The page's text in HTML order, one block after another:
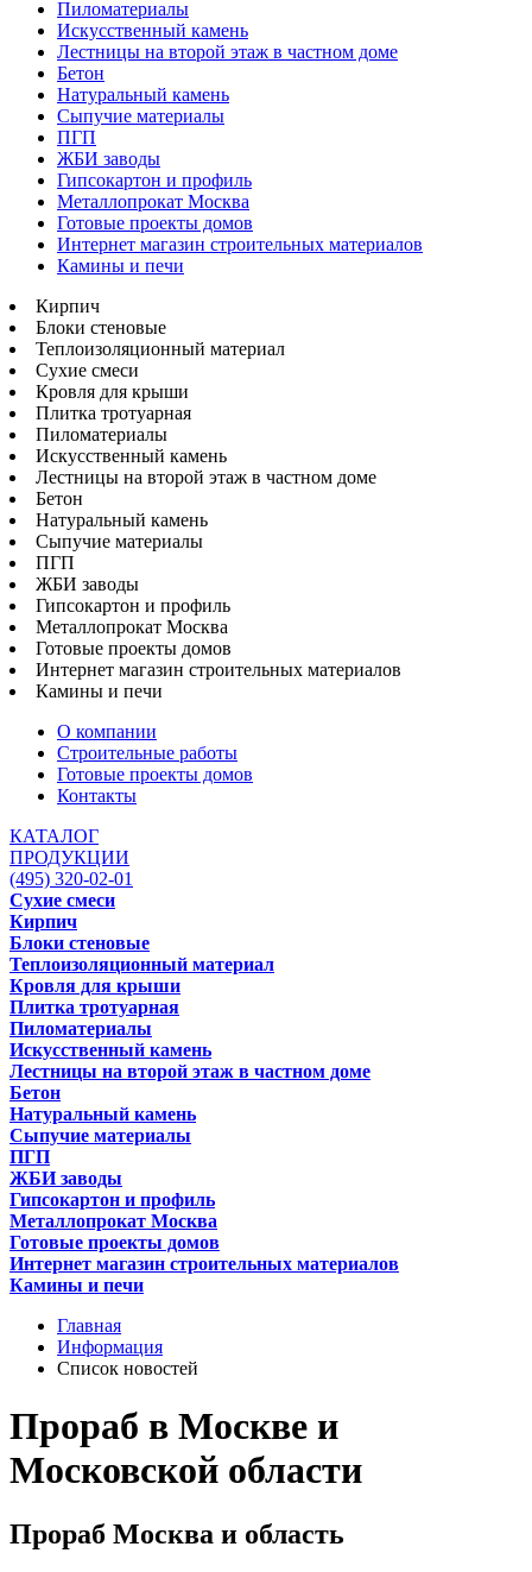
Пиломатериалы
Искусственный камень
Лестницы на второй этаж в частном доме
Бетон
Натуральный камень
Сыпучие материалы
ПГП
ЖБИ заводы
Гипсокартон и профиль
Металлопрокат Москва
Готовые проекты домов
Интернет магазин строительных материалов
Камины и печи
Кирпич
Блоки стеновые
Теплоизоляционный материал
Сухие смеси
Кровля для крыши
Плитка тротуарная
Пиломатериалы
Искусственный камень
Лестницы на второй этаж в частном доме
Бетон
Натуральный камень
Сыпучие материалы
ПГП
ЖБИ заводы
Гипсокартон и профиль
Металлопрокат Москва
Готовые проекты домов
Интернет магазин строительных материалов
Камины и печи
О компании
Строительные работы
Готовые проекты домов
Контакты
КАТАЛОГ
ПРОДУКЦИИ
(495) 320-02-01
Сухие смеси
Кирпич
Блоки стеновые
Теплоизоляционный материал
Кровля для крыши
Плитка тротуарная
Пиломатериалы
Искусственный камень
Лестницы на второй этаж в частном доме
Бетон
Натуральный камень
Сыпучие материалы
ПГП
ЖБИ заводы
Гипсокартон и профиль
Металлопрокат Москва
Готовые проекты домов
Интернет магазин строительных материалов
Камины и печи
Главная
Информация
Список новостей
Прораб в Москве и
Московской области
Прораб Москва и область